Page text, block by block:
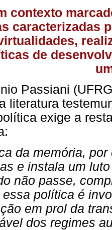
contexto
caracterizadas
de
Passiani
literatura
exige a
da memória,
e instala um
não passe,
essa política é
em prol da
dos regimes